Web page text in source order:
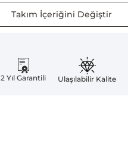
Takım İçeriğini Değiştir
2 Yıl Garantili Ulaşılabilir Kalite